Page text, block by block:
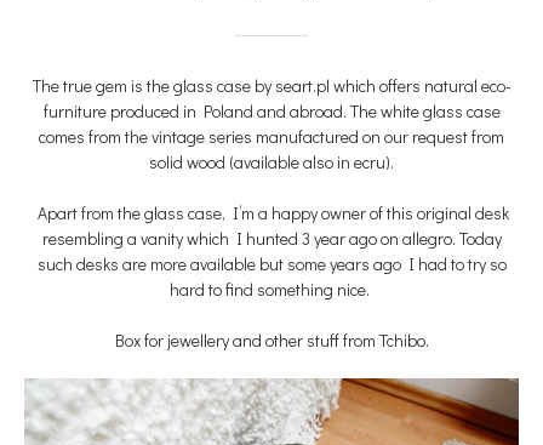
The true gem is the glass case by seart.pl which offers natural eco-
furniture produced in Poland and abroad. The white glass case
comes from the vintage series manufactured on our request from
solid wood (available also in ecru).
Apart from the glass case, I’m a happy owner of this original desk
resembling a vanity which I hunted 3 year ago on allegro. Today
such desks are more available but some years ago I had to try so
hard to find something nice.
Box for jewellery and other stuff from Tchibo.